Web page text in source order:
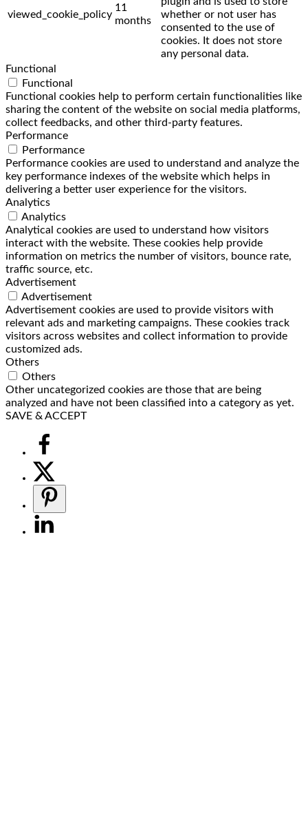
viewed_cookie_policy
11
months
whether or not user has
consented to the use of
cookies. It does not store
any personal data.
Functional
Functional
Functional cookies help to perform certain functionalities like
sharing the content of the website on social media platforms,
collect feedbacks, and other third-party features.
Performance
Performance
Performance cookies are used to understand and analyze the
key performance indexes of the website which helps in
delivering a better user experience for the visitors.
Analytics
Analytics
Analytical cookies are used to understand how visitors
interact with the website. These cookies help provide
information on metrics the number of visitors, bounce rate,
traffic source, etc.
Advertisement
Advertisement
Advertisement cookies are used to provide visitors with
relevant ads and marketing campaigns. These cookies track
visitors across websites and collect information to provide
customized ads.
Others
Others
Other uncategorized cookies are those that are being
analyzed and have not been classified into a category as yet.
SAVE & ACCEPT